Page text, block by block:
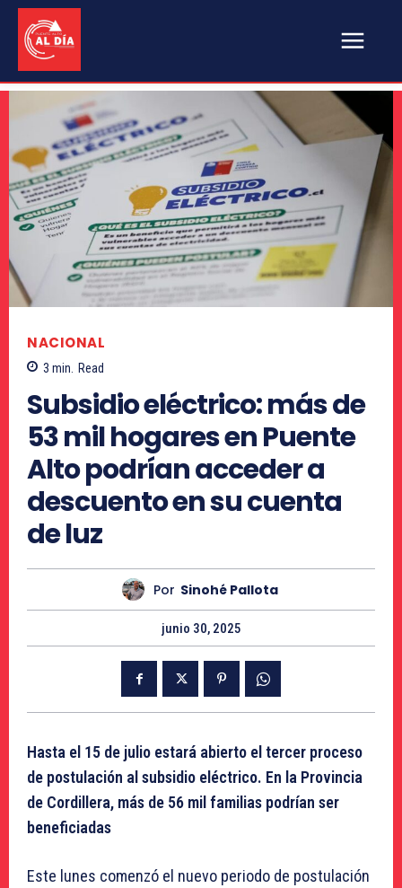
NACIONAL
3 min. Read
Subsidio eléctrico: más de
53 mil hogares en Puente
Alto podrían acceder a
descuento en su cuenta
de luz
Por Sinohé Pallota
junio 30, 2025
Hasta el 15 de julio estará abierto el tercer proceso
de postulación al subsidio eléctrico. En la Provincia
de Cordillera, más de 56 mil familias podrían ser
beneficiadas
Este lunes comenzó el nuevo periodo de postulación